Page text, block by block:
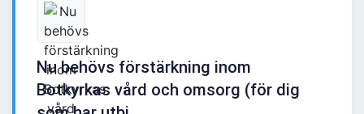
Nu behövs förstärkning inom
Botkyrkas vård och omsorg (för dig